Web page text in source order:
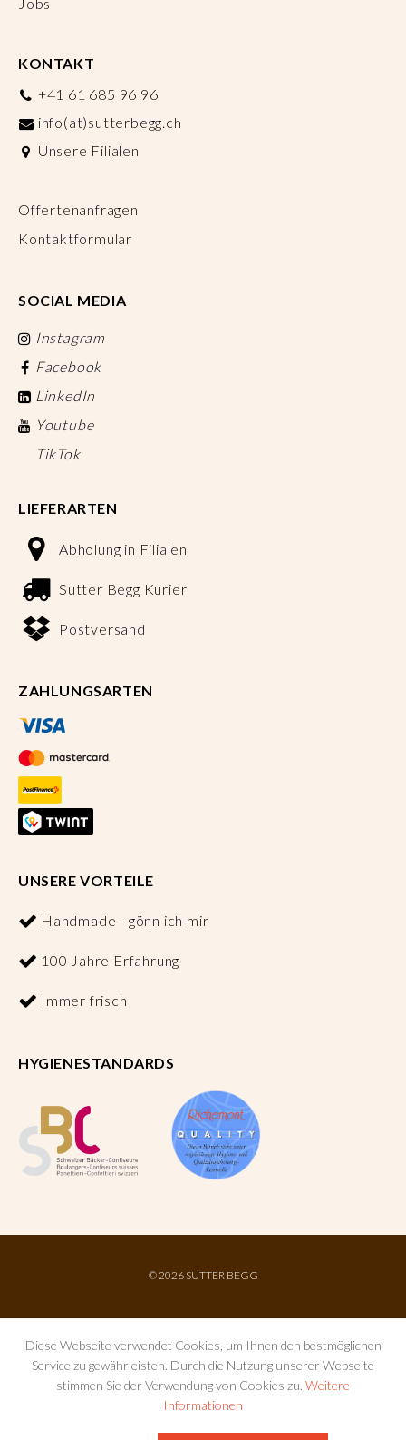
KONTAKT
+41 61 685 96 96
info(at)sutterbegg.ch
Unsere Filialen
Offertenanfragen
Kontaktformular
SOCIAL MEDIA
Instagram
Facebook
LinkedIn
Youtube
TikTok
LIEFERARTEN
Abholung in Filialen
Sutter Begg Kurier
Postversand
ZAHLUNGSARTEN
UNSERE VORTEILE
Handmade - gönn ich mir
100 Jahre Erfahrung
Immer frisch
HYGIENESTANDARDS
©2026 SUTTER BEGG
Diese Webseite verwendet Cookies, um Ihnen den bestmöglichen
Service zu gewährleisten. Durch die Nutzung unserer Webseite
stimmen Sie der Verwendung von Cookies zu. Weitere
Informationen